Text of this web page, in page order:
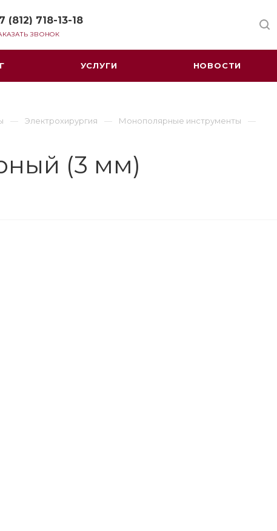
(812) 718-13-18
ЗВОНОК
УСЛУГИ НОВОСТИ
Электрохирургия
Монополярные инструменты
(3 мм)